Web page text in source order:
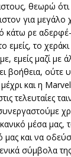
θεωρώ
για μεγάλο
κάτω ρε
εμείς, το
εμείς μαζί με
βοήθεια, ούτε
και η
τελευταίες
μέσα μας,
μας και να
σύμβολα